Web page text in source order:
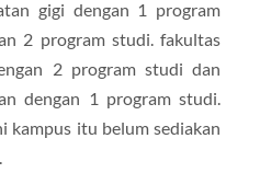
gigi dengan 1 program
2 program studi. fakultas
2 program studi dan
dengan 1 program studi.
kampus itu belum sediakan